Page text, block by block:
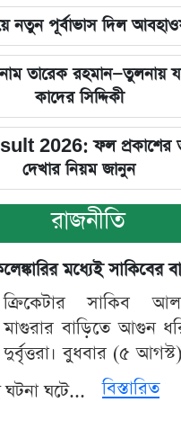
নতুন পূর্বাভাস দিল
তারেক রহমান—তুলনায়
কাদের সিদ্দিকী
2026: ফল প্রকাশের
দেখার নিয়ম জানুন
রাজনীতি
মধ্যেই সাকিবের
ক্রিকেটার সাকিব
মাগুরার বাড়িতে আগুন
দুর্বৃত্তরা। বুধবার (৫
ঘটে...
বিস্তারিত